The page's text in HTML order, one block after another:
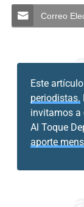
Correo
Este
periodistas.
invitamos a
Al Toque
aporte